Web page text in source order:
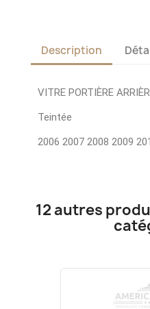
Description
VITRE PORTIÈRE
Teintée
2006 2007 2008 2009
12 autres